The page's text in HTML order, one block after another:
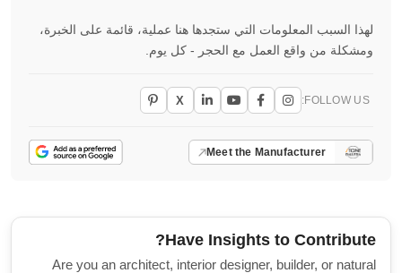
لهذا السبب المعلومات التي ستجدها هنا عملية، قائمة على الخبرة،
ومشكلة من واقع العمل مع الحجر - كل يوم.
FOLLOW US:
X
Meet the Manufacturer
Have Insights to Contribute?
Are you an architect, interior designer, builder, or natural